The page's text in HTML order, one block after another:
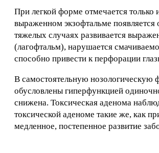
При легкой форме отмечается
выраженном экзофтальме появляется
тяжелых случаях развивается
(лагофтальм), нарушается
способно привести к перфорации
В самостоятельную нозологическую
обусловлены гиперфункцией
снижена. Токсическая аденома
токсической аденоме такие же, как
медленное, постепенное развитие